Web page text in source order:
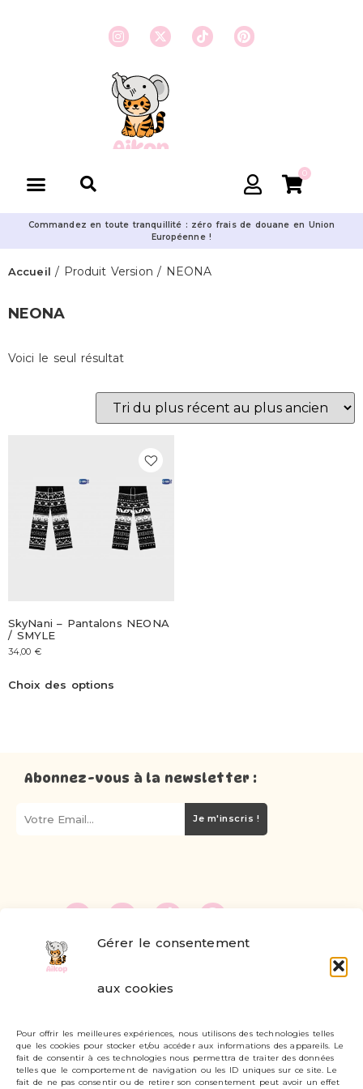
Gérer le consentement
aux cookies
Pour offrir les meilleures expériences, nous utilisons des technologies telles
que les cookies pour stocker et/ou accéder aux informations des appareils. Le
fait de consentir à ces technologies nous permettra de traiter des données
telles que le comportement de navigation ou les ID uniques sur ce site. Le
fait de ne pas consentir ou de retirer son consentement peut avoir un effet
0
Commandez en toute tranquillité : zéro frais de douane en Union
Européenne !
Accueil / Produit Version / NEONA
NEONA
Voici le seul résultat
SkyNani – Pantalons NEONA
/ SMYLE
34,00 €
Choix des options
Abonnez-vous à la newsletter :
Je m'inscris !
Livraisons et retours
Mon compte